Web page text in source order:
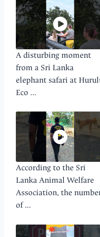
A disturbing moment
from a Sri Lanka
elephant safari at
Eco …
According to the Sri
Lanka Animal Welfare
Association, the
of …